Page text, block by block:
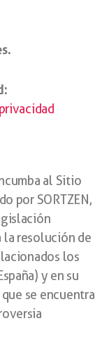
al Sitio
por SORTZEN,
la resolución de
los
y en su
se encuentra